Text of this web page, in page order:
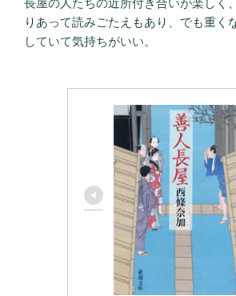
りあって読みごたえもあり、でも重く
していて気持ちがいい。